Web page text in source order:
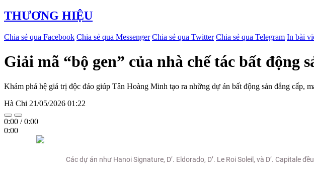
THƯƠNG HIỆU
Chia sẻ qua Facebook Chia sẻ qua Messenger Chia sẻ qua Twitter Chia sẻ qua Telegram In bài
Giải mã “bộ gen” của nhà chế tác bất động
Khám phá hệ giá trị độc đáo giúp Tân Hoàng Minh tạo ra những dự án bất động sản đẳng cấp,
Hà Chi 21/05/2026 01:22
0:00 /0:00
0:00
Các dự án như Hanoi Signature, D’. Eldorado, D’. Le Roi Soleil, và D’.